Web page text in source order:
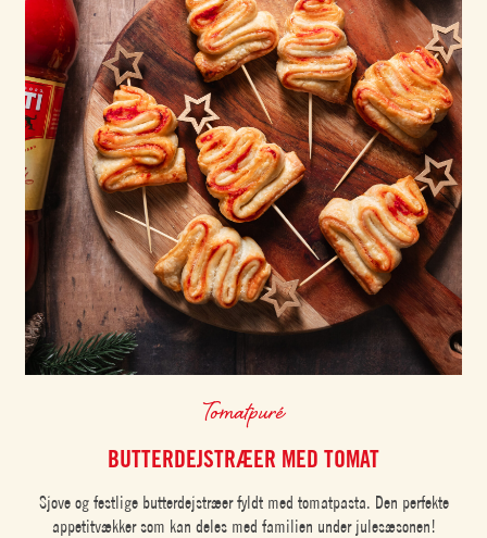
Tomatpuré
BUTTERDEJSTRÆER MED TOMAT
Sjove og festlige butterdejstræer fyldt med tomatpasta. Den perfekte
appetitvækker som kan deles med familien under julesæsonen!